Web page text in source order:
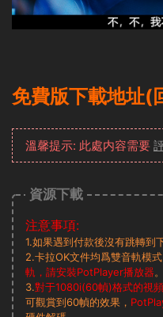
免費版下載地址(
溫馨提示: 此處内容需要
資源下載
注意事項:
1.如果遇到付款後沒有跳轉到
2.卡拉OK文件均爲雙音軌模
軌，請安裝PotPlayer播放器。
3.對于1080i(60幀)格式的視頻
可觀賞到60幀的效果，